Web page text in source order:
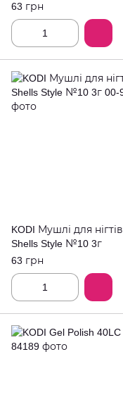
63 грн
KODI Мушлі для нігтів
Shells Style №10 3г
63 грн